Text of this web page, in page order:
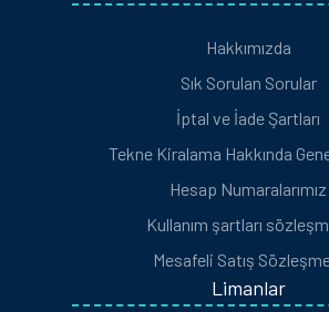
Hakkımızda
Sık Sorulan Sorular
İptal ve İade Şartları
Tekne Kiralama Hakkında
Hesap Numaralarımız
Kullanım şartları
Mesafeli Satış
Limanlar